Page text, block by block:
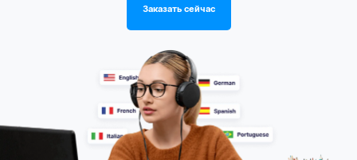
Заказать сейчас